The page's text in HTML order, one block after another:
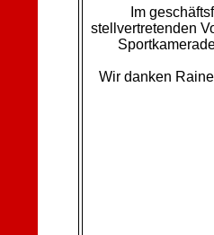
Im
stellvertretenden
Wir danken